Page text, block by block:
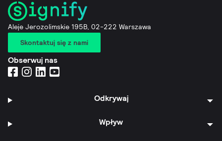
Aleje Jerozolimskie 195B, 02-222 Warszawa
Skontaktuj się z nami
Obserwuj nas
Odkrywaj
Wpływ